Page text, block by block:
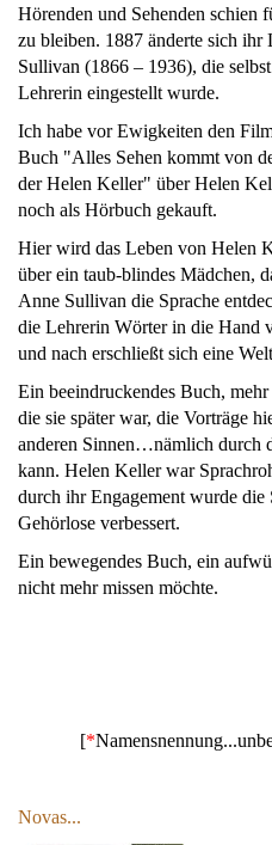
Hörenden und Sehenden schien
zu bleiben. 1887 änderte sich
Sullivan (1866 – 1936), die
Lehrerin eingestellt wurde.
Ich habe vor Ewigkeiten den
Buch "Alles Sehen kommt von
der Helen Keller" über Helen
noch als Hörbuch gekauft.
Hier wird das Leben von Helen
über ein taub-blindes Mädchen,
Anne Sullivan die Sprache
die Lehrerin Wörter in die Hand
und nach erschließt sich eine
Ein beeindruckendes Buch,
die sie später war, die Vorträge
anderen Sinnen…nämlich durch
kann. Helen Keller war
durch ihr Engagement wurde
Gehörlose verbessert.
Ein bewegendes Buch, ein
nicht mehr missen möchte.
[*
Novas...